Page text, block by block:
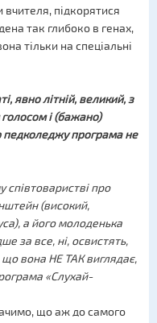
підкорятися
так глибоко в генах,
тільки на спеціальні
явно літній, великий, з
і (бажано)
програма не
співтоваристві про
(високий,
а його молоденька
за все, ні, освистять,
що вона НЕ ТАК виглядає,
«Слухай-
що аж до самого